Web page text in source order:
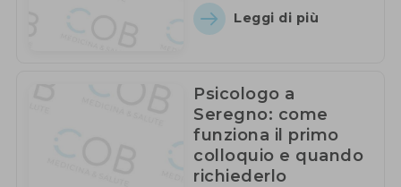
Leggi di più
Psicologo a
Seregno: come
funziona il primo
colloquio e quando
richiederlo